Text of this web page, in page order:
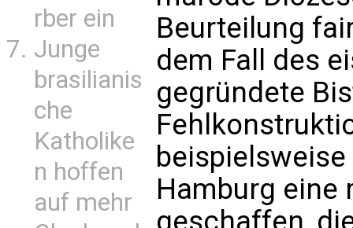
rber ein
Junge
brasilianis
che
Katholike
n hoffen
auf mehr
Beurteilung
dem Fall des
gegründete
Hamburg eine